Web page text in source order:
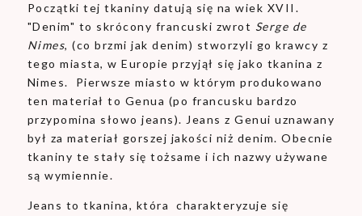
Początki tej tkaniny datują się na wiek XVII.
"Denim" to skrócony francuski zwrot Serge de
Nimes, (co brzmi jak denim) stworzyli go krawcy z
tego miasta, w Europie przyjął się jako tkanina z
Nimes. Pierwsze miasto w którym produkowano
ten materiał to Genua (po francusku bardzo
przypomina słowo jeans). Jeans z Genui uznawany
był za materiał gorszej jakości niż denim. Obecnie
tkaniny te stały się tożsame i ich nazwy używane
są wymiennie.
Jeans to tkanina, która charakteryzuje się